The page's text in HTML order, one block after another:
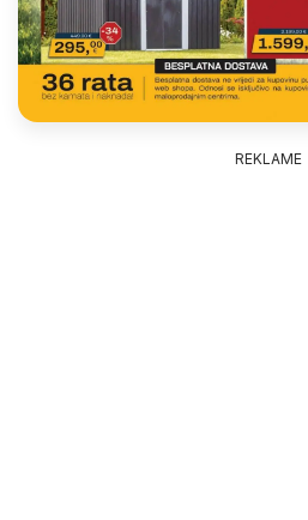
REKLAME